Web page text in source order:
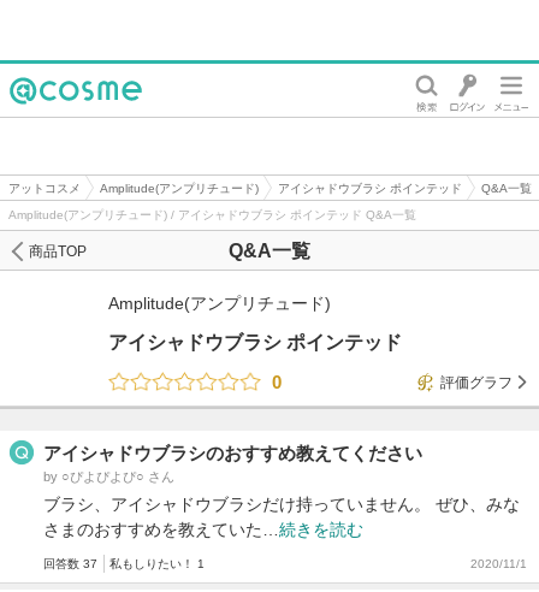
アットコスメ Amplitude(アンプリチュード) アイシャドウブラシ ポインテッド
Q&A一覧
Amplitude(アンプリチュード) / アイシャドウブラシ ポインテッド Q&A一覧
Q&A一覧
商品TOP
Amplitude(アンプリチュード)
アイシャドウブラシ ポインテッド
0
評価グラフ
アイシャドウブラシのおすすめ教えてください
by ○ぴよぴよぴ○ さん
ブラシ、アイシャドウブラシだけ持っていません。 ぜひ、みな
さまのおすすめを教えていた… 続きを読む
回答数 37 私もしりたい！ 1 2020/11/1